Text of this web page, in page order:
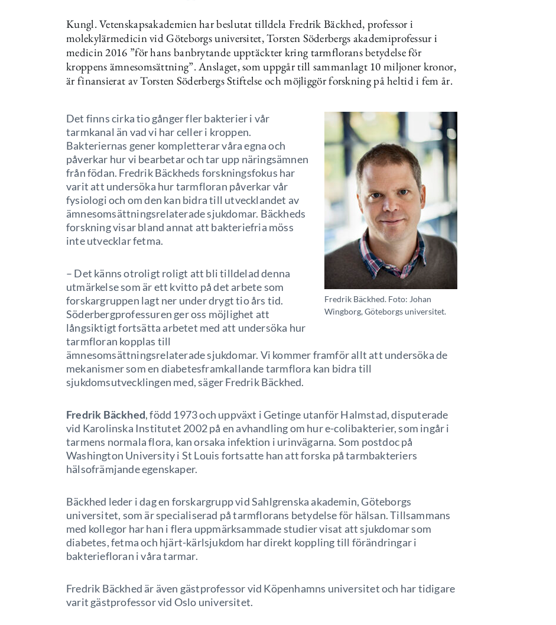
Kungl. Vetenskapsakademien har beslutat tilldela Fredrik Bäckhed, professor i
molekylärmedicin vid Göteborgs universitet, Torsten Söderbergs akademiprofessur i
medicin 2016 ”för hans banbrytande upptäckter kring tarmflorans betydelse för
kroppens ämnesomsättning”. Anslaget, som uppgår till sammanlagt 10 miljoner kronor,
är finansierat av Torsten Söderbergs Stiftelse och möjliggör forskning på heltid i fem år.
Fredrik Bäckhed. Foto: Johan
Wingborg, Göteborgs universitet.
Det finns cirka tio gånger fler bakterier i vår
tarmkanal än vad vi har celler i kroppen.
Bakteriernas gener kompletterar våra egna och
påverkar hur vi bearbetar och tar upp näringsämnen
från födan. Fredrik Bäckheds forskningsfokus har
varit att undersöka hur tarmfloran påverkar vår
fysiologi och om den kan bidra till utvecklandet av
ämnesomsättningsrelaterade sjukdomar. Bäckheds
forskning visar bland annat att bakteriefria möss
inte utvecklar fetma.
– Det känns otroligt roligt att bli tilldelad denna
utmärkelse som är ett kvitto på det arbete som
forskargruppen lagt ner under drygt tio års tid.
Söderbergprofessuren ger oss möjlighet att
långsiktigt fortsätta arbetet med att undersöka hur
tarmfloran kopplas till
ämnesomsättningsrelaterade sjukdomar. Vi kommer framför allt att undersöka de
mekanismer som en diabetesframkallande tarmflora kan bidra till
sjukdomsutvecklingen med, säger Fredrik Bäckhed.
Fredrik Bäckhed, född 1973 och uppväxt i Getinge utanför Halmstad, disputerade
vid Karolinska Institutet 2002 på en avhandling om hur e-colibakterier, som ingår i
tarmens normala flora, kan orsaka infektion i urinvägarna. Som postdoc på
Washington University i St Louis fortsatte han att forska på tarmbakteriers
hälsofrämjande egenskaper.
Bäckhed leder i dag en forskargrupp vid Sahlgrenska akademin, Göteborgs
universitet, som är specialiserad på tarmflorans betydelse för hälsan. Tillsammans
med kollegor har han i flera uppmärksammade studier visat att sjukdomar som
diabetes, fetma och hjärt-kärlsjukdom har direkt koppling till förändringar i
bakteriefloran i våra tarmar.
Fredrik Bäckhed är även gästprofessor vid Köpenhamns universitet och har tidigare
varit gästprofessor vid Oslo universitet.